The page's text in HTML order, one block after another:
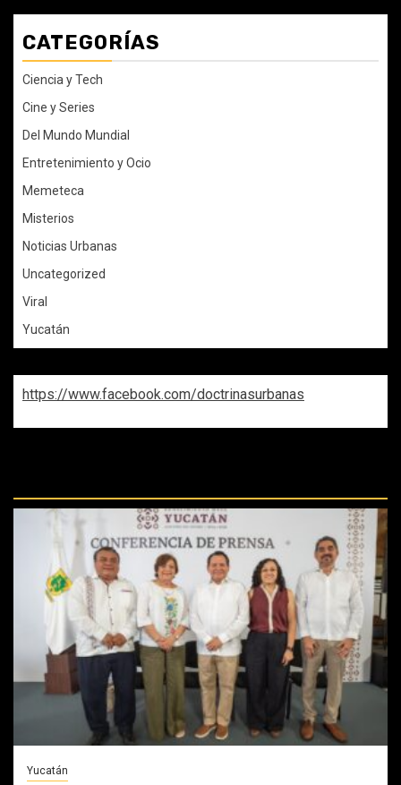
CATEGORÍAS
Ciencia y Tech
Cine y Series
Del Mundo Mundial
Entretenimiento y Ocio
Memeteca
Misterios
Noticias Urbanas
Uncategorized
Viral
Yucatán
https://www.facebook.com/doctrinasurbanas
Yucatán